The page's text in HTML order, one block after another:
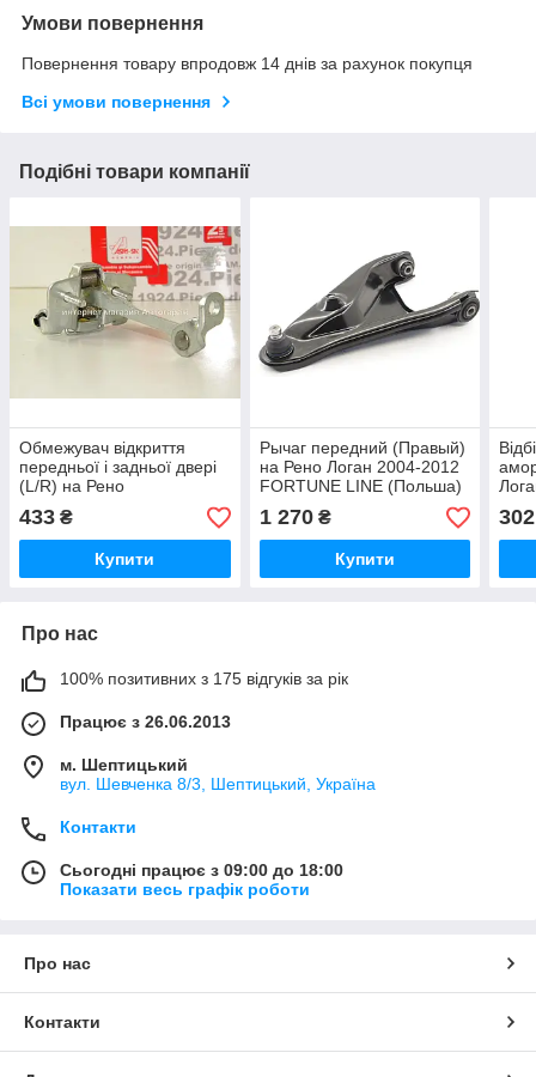
Умови повернення
Повернення товару впродовж 14 днів за рахунок покупця
Всі умови повернення
Подібні товари компанії
Обмежувач відкриття
передньої і задньої двері
(L/R) на Рено
Логан+Сандро 2004-2012
ASAM (Румунія) 80116
433 ₴
Купити
Рычаг передний (Правый)
на Рено Логан 2004-2012
FORTUNE LINE (Польша)
FZ5716
1 270₴
Купити
302
Про нас
100% позитивних з 175 відгуків за рік
Працює з 26.06.2013
м. Шептицький
вул. Шевченка 8/3, Шептицький, Україна
Контакти
Сьогодні працює з 09:00 до 18:00
Показати весь графік роботи
Про нас
Контакти